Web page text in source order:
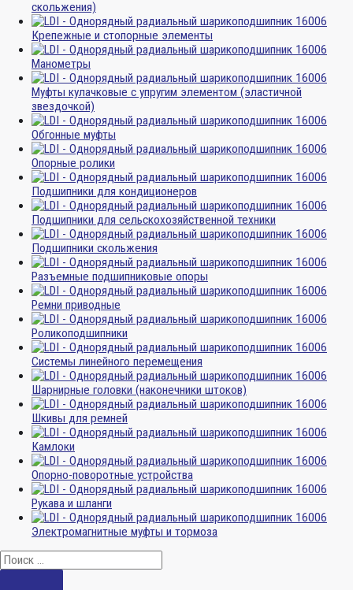
скольжения)
Крепежные и стопорные элементы
Манометры
Муфты кулачковые с упругим элементом (эластичной
звездочкой)
Обгонные муфты
Опорные ролики
Подшипники для кондиционеров
Подшипники для сельскохозяйственной техники
Подшипники скольжения
Разъемные подшипниковые опоры
Ремни приводные
Роликоподшипники
Системы линейного перемещения
Шарнирные головки (наконечники штоков)
Шкивы для ремней
Камлоки
Опорно-поворотные устройства
Рукава и шланги
Электромагнитные муфты и тормоза